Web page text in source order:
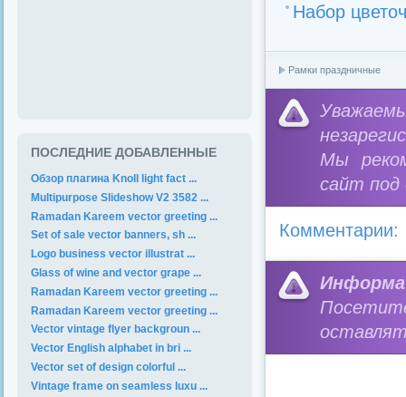
Набор
Рамки праздничные
Мы
сайт под
Комментарии:
ПОСЛЕДНИЕ ДОБАВЛЕННЫЕ
Обзор плагина Knoll light fact ...
Multipurpose Slideshow V2 3582 ...
Ramadan Kareem vector greeting ...
Set of sale vector banners, sh ...
Logo business vector illustrat ...
Glass of wine and vector grape ...
Ramadan Kareem vector greeting ...
Ramadan Kareem vector greeting ...
Vector vintage flyer backgroun ...
Vector English alphabet in bri ...
Vector set of design colorful ...
Vintage frame on seamless luxu ...